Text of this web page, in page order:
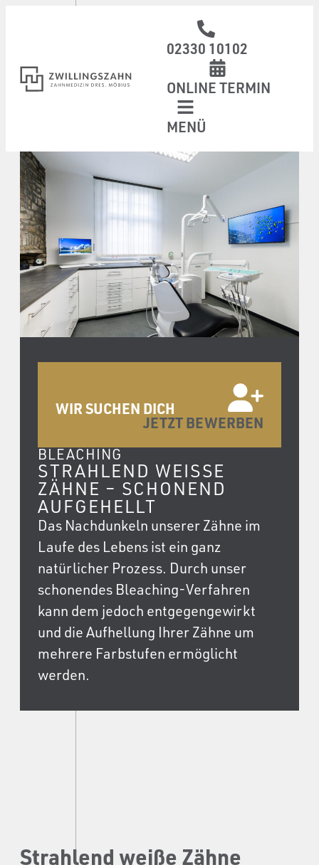
02330 10102
ONLINE TERMIN
MENÜ
WIR SUCHEN DICH
JETZT BEWERBEN
BLEACHING
STRAHLEND WEISSE Z
ÄHNE – SCHONEND A
UFGEHELLT
Das Nachdunkeln unserer Zähne im
Laufe des Lebens ist ein ganz
natürlicher Prozess. Durch unser
schonendes Bleaching-Verfahren
kann dem jedoch entgegengewirkt
und die Aufhellung Ihrer Zähne um
mehrere Farbstufen ermöglicht
werden.
Strahlend weiße Zähne